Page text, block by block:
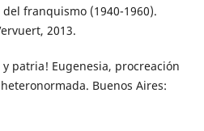
franquismo (1940-1960).
2013.
y patria! Eugenesia, procreación
Buenos Aires: